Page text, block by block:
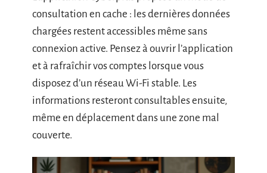
consultation en cache : les dernières données
chargées restent accessibles même sans
connexion active. Pensez à ouvrir l’application
et à rafraîchir vos comptes lorsque vous
disposez d’un réseau Wi-Fi stable. Les
informations resteront consultables ensuite,
même en déplacement dans une zone mal
couverte.